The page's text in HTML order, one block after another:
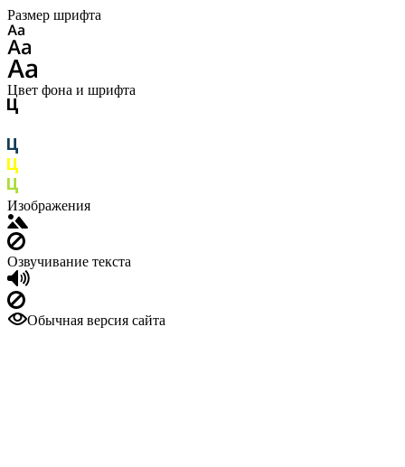
Размер шрифта
Цвет фона и шрифта
Изображения
Озвучивание текста
Обычная версия сайта